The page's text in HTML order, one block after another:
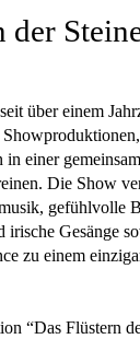
der
über einem
einer
Die Show
gefühlvolle
irische Gesänge
zu einem
“Das Flüstern